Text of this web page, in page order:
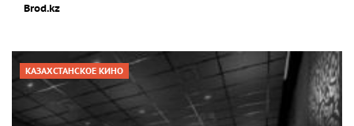
Brod.kz
КАЗАХСТАНСКОЕ КИНО